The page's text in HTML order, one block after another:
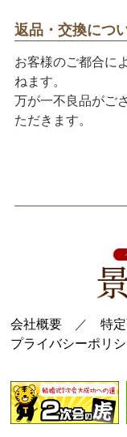
返品・交換につ
お客様のご都合に
ねます。
万が一不良品がご
ただきます。
会社概要 ／特
プライバシーポリ